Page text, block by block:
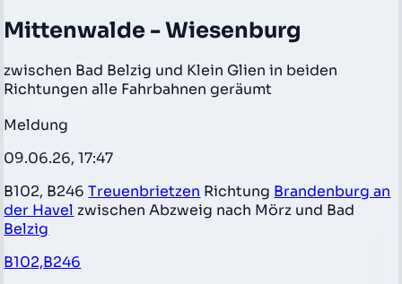
Mittenwalde - Wiesenburg
zwischen Bad Belzig und Klein Glien in beiden
Richtungen alle Fahrbahnen geräumt
Meldung
09.06.26, 17:47
B102, B246Treuenbrietzen Richtung Brandenburg an
der Havel zwischen Abzweig nach Mörz und Bad
Belzig
B102,B246